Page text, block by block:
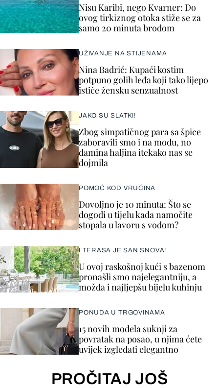
Nisu Karibi, nego Kvarner: Do
ovog tirkiznog otoka stiže se za
samo 20 minuta brodom
UŽIVANJE NA STIJENAMA
Nina Badrić: Kupaći kostim
potpuno golih leđa koji tako lijepo
ističe žensku senzualnost
JAKO SU SLATKI!
Zbog simpatičnog para sa špice
zaboravili smo i na modu, no
damina haljina itekako nas se
dojmila
POMOĆ KOD VRUĆINA
Dovoljno je 10 minuta: Što se
dogodi u tijelu kada namočite
stopala u lavoru s vodom?
I TERASA JE SAN SNOVA!
U ovoj raskošnoj kući s bazenom
pronašli smo najelegantniju, a
možda i najljepšu bijelu kuhinju
PONUDA U TRGOVINAMA
15 novih modela suknji za
povratak na posao, u njima ćete
uvijek izgledati elegantno
PROČITAJ JOŠ